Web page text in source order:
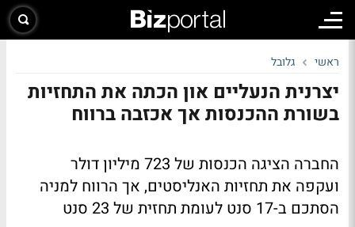
ראשי גלובל
יצרנית הנעליים און הכתה את התחזיות
בשורת ההכנסות אך אכזבה ברווח
החברה הציגה הכנסות של 723 מיליון דולר
ועקפה את תחזיות האנליסטים, אך הרווח למניה
הסתכם ב-17 סנט לעומת תחזית של 23 סנט